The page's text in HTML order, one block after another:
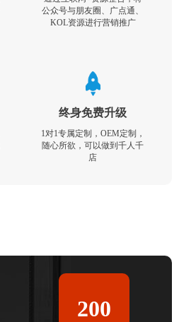
公众号与朋友圈、广点通、
KOL资源进行营销推广
终身免费升级
1对1专属定制，OEM定制，
随心所欲，可以做到千人千
店
200